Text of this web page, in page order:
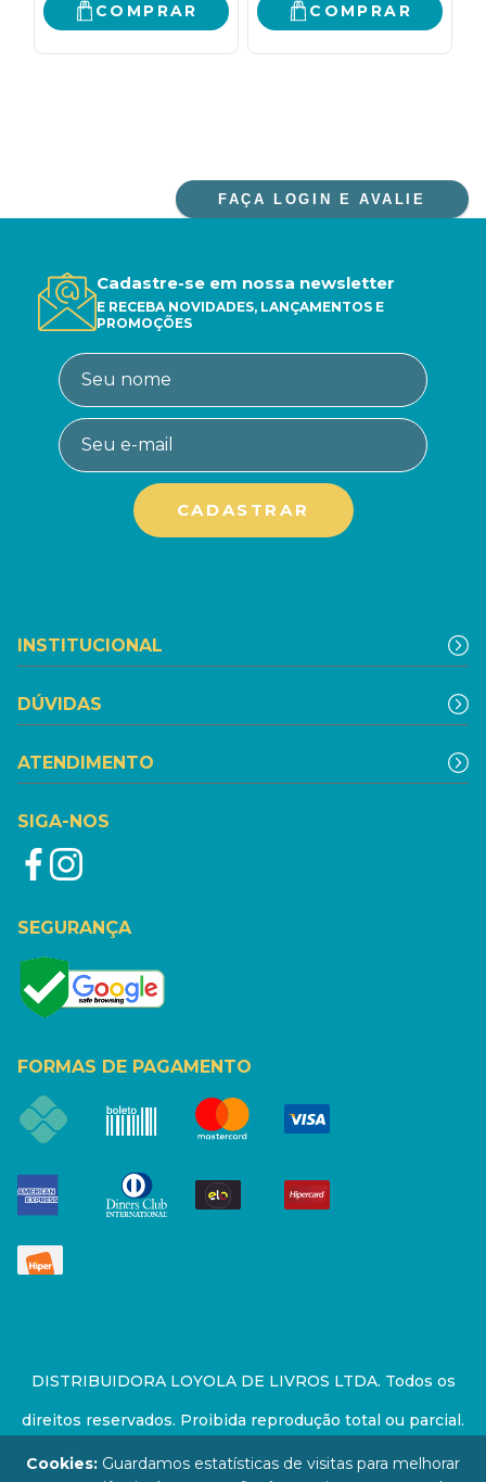
COMPRAR COMPRAR
FAÇA LOGIN E AVALIE
Cadastre-se em nossa newsletter
E RECEBA NOVIDADES, LANÇAMENTOS E
PROMOÇÕES
INSTITUCIONAL
DÚVIDAS
ATENDIMENTO
SIGA-NOS
SEGURANÇA
FORMAS DE PAGAMENTO
DISTRIBUIDORA LOYOLA DE LIVROS LTDA. Todos os
direitos reservados. Proibida reprodução total ou parcial.
Preços e estoque sujeito a alterações sem aviso prévio.
Cookies: Guardamos estatísticas de visitas para melhorar